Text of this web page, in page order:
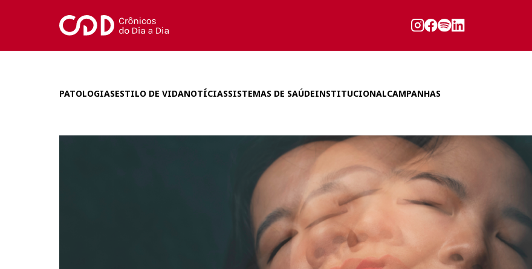
PATOLOGIASESTILO DE VIDANOTÍCIASSISTEMAS DE SAÚDEINSTITUCIONALCAMPANHAS